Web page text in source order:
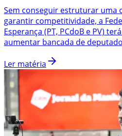
Sem conseguir estruturar uma
garantir competitividade, a
Esperança (PT, PCdoB e PV)
aumentar bancada de
Ler matéria